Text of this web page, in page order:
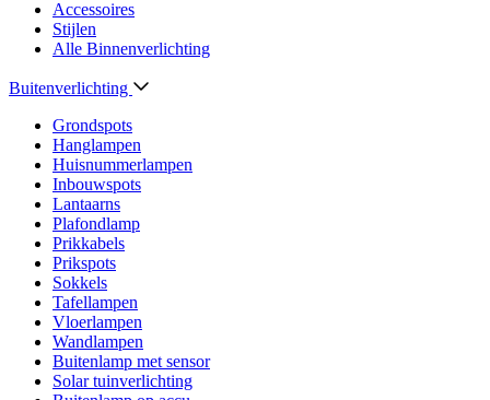
Accessoires
Stijlen
Alle Binnenverlichting
Buitenverlichting
Grondspots
Hanglampen
Huisnummerlampen
Inbouwspots
Lantaarns
Plafondlamp
Prikkabels
Prikspots
Sokkels
Tafellampen
Vloerlampen
Wandlampen
Buitenlamp met sensor
Solar tuinverlichting